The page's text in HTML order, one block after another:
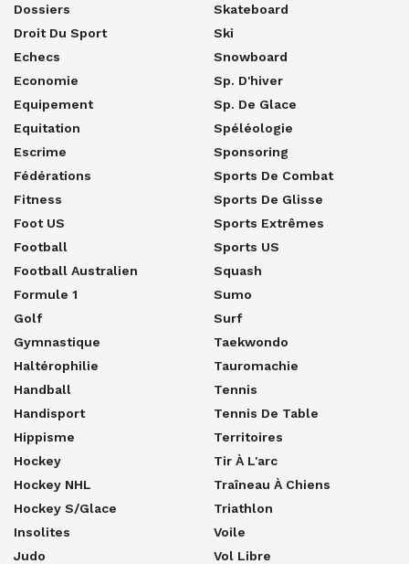
Dossiers
Droit Du Sport
Echecs
Economie
Equipement
Equitation
Escrime
Fédérations
Fitness
Foot US
Football
Football Australien
Formule 1
Golf
Gymnastique
Haltérophilie
Handball
Handisport
Hippisme
Hockey
Hockey NHL
Hockey S/glace
Insolites
Judo
Skateboard
Ski
Snowboard
Sp. D'hiver
Sp. De Glace
Spéléologie
Sponsoring
Sports De Combat
Sports De Glisse
Sports Extrêmes
Sports US
Squash
Sumo
Surf
Taekwondo
Tauromachie
Tennis
Tennis De Table
Territoires
Tir À L'arc
Traîneau À Chiens
Triathlon
Voile
Vol Libre